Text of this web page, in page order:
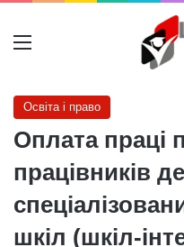
Меню
Освіта і право
Оплата праці
працівників
шкіл (шкіл-